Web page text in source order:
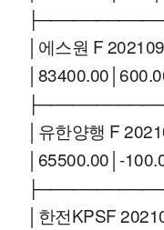
│에스원 F
│유한양행 F
│65500.00│-
│한전KPSF